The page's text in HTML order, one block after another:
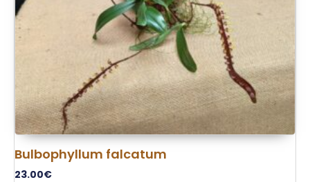
Bulbophyllum falcatum
23.00€